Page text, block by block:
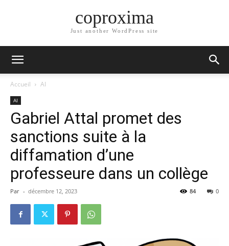
coproxima
Just another WordPress site
Accueil AI
AI
Gabriel Attal promet des
sanctions suite à la
diffamation d’une
professeure dans un collège
Par - décembre 12, 2023 0
84